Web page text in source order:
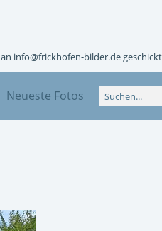
info@frickhofen-bilder.de
Neueste Fotos